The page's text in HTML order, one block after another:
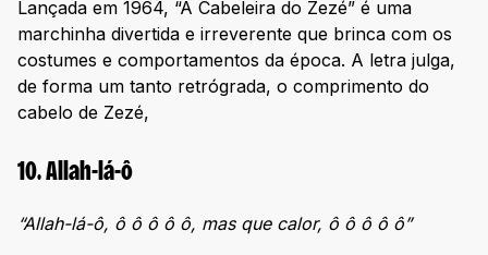
Lançada em 1964, “A Cabeleira do Zezé” é uma
marchinha divertida e irreverente que brinca com os
costumes e comportamentos da época. A letra julga,
de forma um tanto retrógrada, o comprimento do
cabelo de Zezé,
10. Allah-lá-ô
“Allah-lá-ô, ô ô ô ô ô, mas que calor, ô ô ô ô ô”